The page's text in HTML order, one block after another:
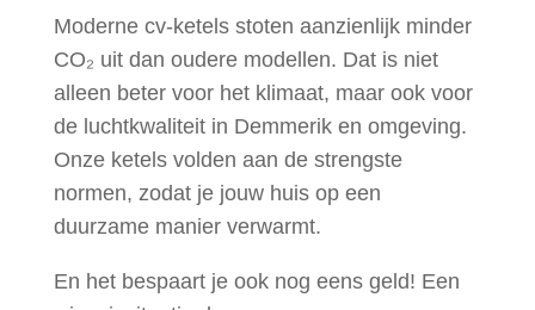
Moderne cv-ketels stoten aanzienlijk minder
CO₂ uit dan oudere modellen. Dat is niet
alleen beter voor het klimaat, maar ook voor
de luchtkwaliteit in Demmerik en omgeving.
Onze ketels volden aan de strengste
normen, zodat je jouw huis op een
duurzame manier verwarmt.
En het bespaart je ook nog eens geld! Een